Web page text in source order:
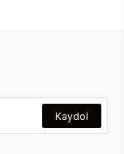
Kaydol